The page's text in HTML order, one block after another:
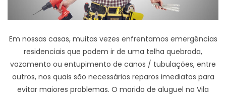
Em nossas casas, muitas vezes enfrentamos emergências
residenciais que podem ir de uma telha quebrada,
vazamento ou entupimento de canos / tubulações, entre
outros, nos quais são necessários reparos imediatos para
evitar maiores problemas. O marido de aluguel na Vila